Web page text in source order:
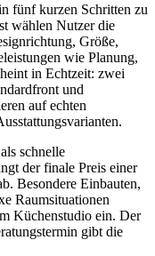
fünf kurzen Schritten zu
wählen Nutzer die
Größe,
wie Planung,
in Echtzeit: zwei
und
auf echten
schnelle
der finale Preis einer
Besondere Einbauten,
Raumsituationen
Küchenstudio ein. Der
gibt die